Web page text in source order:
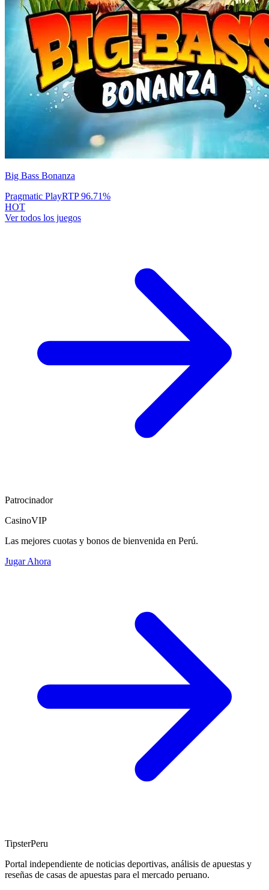
Big Bass Bonanza
Pragmatic PlayRTP96.71%
HOT
Ver todos los juegos
Patrocinador
CasinoVIP
Las mejores cuotas y bonos de bienvenida en Perú.
Jugar Ahora
TipsterPeru
Portal independiente de noticias deportivas, análisis de apuestas y
reseñas de casas de apuestas para el mercado peruano.